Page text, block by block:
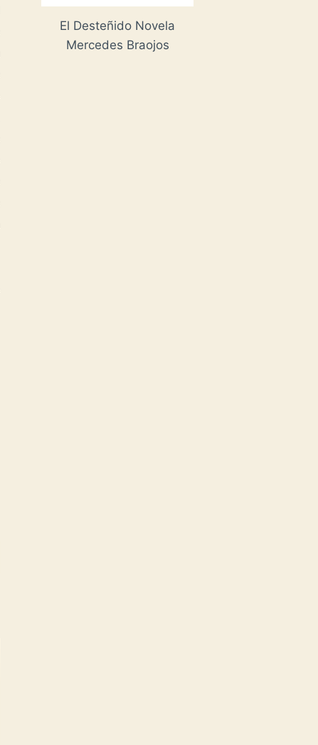
El Desteñido Novela
Mercedes Braojos